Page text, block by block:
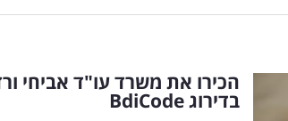
הכירו את משרד עו"ד אביחי
בדירוגBdiCode